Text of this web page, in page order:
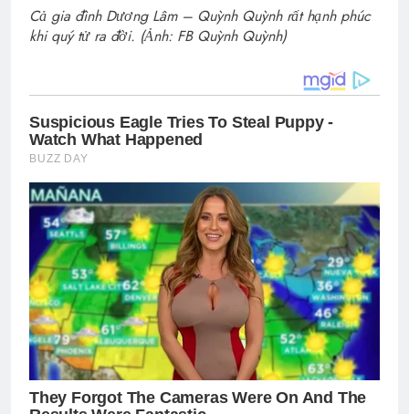
Cả gia đình Dương Lâm – Quỳnh Quỳnh rất hạnh phúc
khi quý tử ra đời. (Ảnh: FB Quỳnh Quỳnh)